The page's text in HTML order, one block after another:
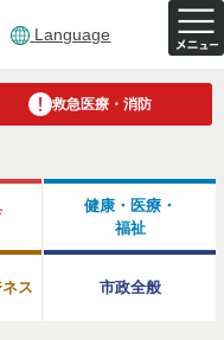
Language
救急医療・消防
健康・医療・
福祉
ス 市政全般